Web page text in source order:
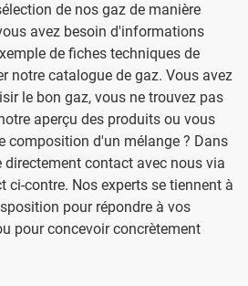
de nos gaz de manière
avez besoin d'informations
de fiches techniques de
notre catalogue de gaz. Vous avez
le bon gaz, vous ne trouvez pas
aperçu des produits ou vous
composition d'un mélange ? Dans
directement contact avec nous via
ci-contre. Nos experts se tiennent à
pour répondre à vos
pour concevoir concrètement